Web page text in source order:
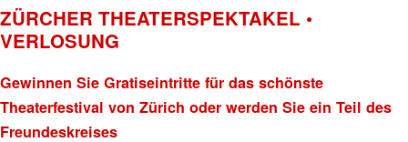
ZÜRCHER THEATERSPEKTAKEL •
VERLOSUNG
Gewinnen Sie Gratiseintritte für das schönste
Theaterfestival von Zürich oder werden Sie ein Teil des
Freundeskreises